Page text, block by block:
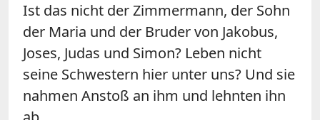
Ist das nicht der Zimmermann, der Sohn
der Maria und der Bruder von Jakobus,
Joses, Judas und Simon? Leben nicht
seine Schwestern hier unter uns? Und sie
nahmen Anstoß an ihm und lehnten ihn